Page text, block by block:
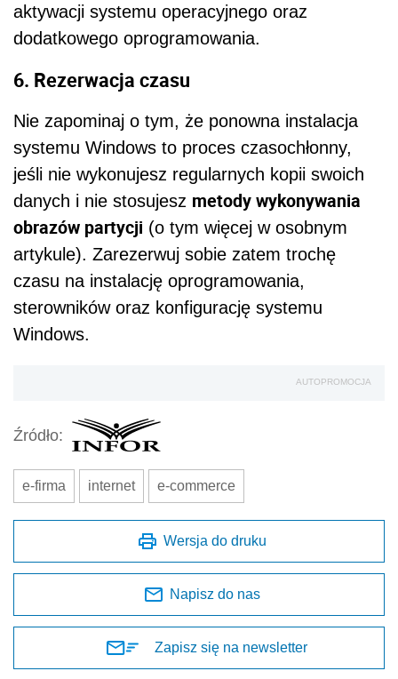
aktywacji systemu operacyjnego oraz
dodatkowego oprogramowania.
6. Rezerwacja czasu
Nie zapominaj o tym, że ponowna instalacja
systemu Windows to proces czasochłonny,
jeśli nie wykonujesz regularnych kopii swoich
danych i nie stosujesz metody wykonywania
obrazów partycji (o tym więcej w osobnym
artykule). Zarezerwuj sobie zatem trochę
czasu na instalację oprogramowania,
sterowników oraz konfigurację systemu
Windows.
AUTOPROMOCJA
Źródło:
e-firma internet e-commerce
Wersja do druku
Napisz do nas
Zapisz się na newsletter